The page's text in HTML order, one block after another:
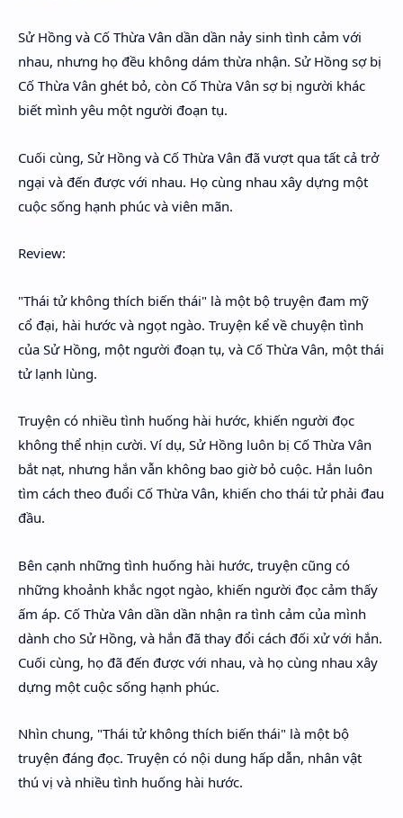
Sử Hồng và Cố Thừa Vân dần dần nảy sinh tình cảm với
nhau, nhưng họ đều không dám thừa nhận. Sử Hồng sợ bị
Cố Thừa Vân ghét bỏ, còn Cố Thừa Vân sợ bị người khác
biết mình yêu một người đoạn tụ.
Cuối cùng, Sử Hồng và Cố Thừa Vân đã vượt qua tất cả trở
ngại và đến được với nhau. Họ cùng nhau xây dựng một
cuộc sống hạnh phúc và viên mãn.
Review:
"Thái tử không thích biến thái" là một bộ truyện đam mỹ
cổ đại, hài hước và ngọt ngào. Truyện kể về chuyện tình
của Sử Hồng, một người đoạn tụ, và Cố Thừa Vân, một thái
tử lạnh lùng.
Truyện có nhiều tình huống hài hước, khiến người đọc
không thể nhịn cười. Ví dụ, Sử Hồng luôn bị Cố Thừa Vân
bắt nạt, nhưng hắn vẫn không bao giờ bỏ cuộc. Hắn luôn
tìm cách theo đuổi Cố Thừa Vân, khiến cho thái tử phải đau
đầu.
Bên cạnh những tình huống hài hước, truyện cũng có
những khoảnh khắc ngọt ngào, khiến người đọc cảm thấy
ấm áp. Cố Thừa Vân dần dần nhận ra tình cảm của mình
dành cho Sử Hồng, và hắn đã thay đổi cách đối xử với hắn.
Cuối cùng, họ đã đến được với nhau, và họ cùng nhau xây
dựng một cuộc sống hạnh phúc.
Nhìn chung, "Thái tử không thích biến thái" là một bộ
truyện đáng đọc. Truyện có nội dung hấp dẫn, nhân vật
thú vị và nhiều tình huống hài hước.